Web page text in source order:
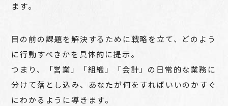
ます。
目の前の課題を解決するために戦略を立て、どのよう
に行動すべきかを具体的に提示。
つまり、「営業」「組織」「会計」の日常的な業務に
分けて落とし込み、あなたが何をすればいいのかすぐ
にわかるように導きます。